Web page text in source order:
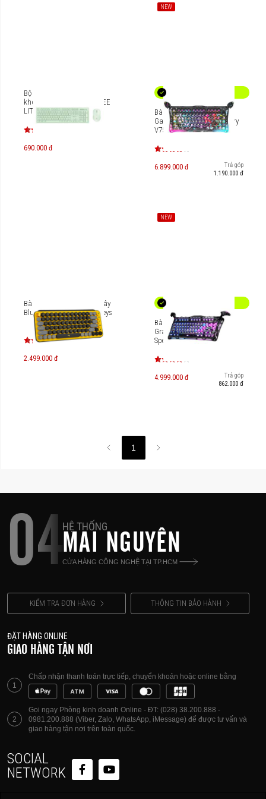
Bộ bàn phím kèm chuột
không dây MicroPack iFREE
LITE 2 KM-237W
690.000 đ
NEW
Bàn phím cơ Magnetic HE
Gaming Gravastar Mercury
V75 Pro Special Edition -
PRO_CG]
6.899.000 đ
Trả góp
1.190.000 đ
Bàn phím cơ học không dây
Bluetooth Logitech POP Keys
2.499.000 đ
NEW
Bàn phím cơ Gaming
Gravastar Mercury K1 Pro
Special Edition [GS K1
PRO_BO_BLK / GS-K1 PRO-
4.999.000 đ
Trả góp
862.000 đ
1
04HỆ THỐNG
MAI NGUYÊN
CỬA HÀNG CÔNG NGHỆ TẠI TP.HCM
KIỂM TRA ĐƠN HÀNG THÔNG TIN BẢO HÀNH
ĐẶT HÀNG ONLINE
GIAO HÀNG TẬN NƠI
1
Chấp nhận thanh toán trực tiếp, chuyển khoản hoặc online bằng
2
Gọi ngay Phòng kinh doanh Online - ĐT: (028) 38.200.888 -
0981.200.888 (Viber, Zalo, WhatsApp, iMessage) để được tư vấn và
giao hàng tận nơi trên toàn quốc.
SOCIAL
NETWORK